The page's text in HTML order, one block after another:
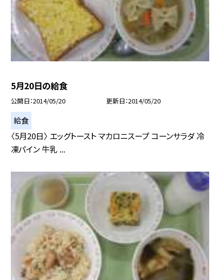
5月20日の給食
公開日 2014/05/20 更新日 2014/05/20
給食
〈5月20日〉 エッグトースト マカロニスープ コーンサラダ 冷
凍パイン 牛乳 ...